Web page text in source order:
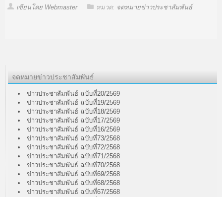
เขียนโดย Webmaster
หมวด: จดหมายข่าวประชาสัมพันธ์
จดหมายข่าวประชาสัมพันธ์
ข่าวประชาสัมพันธ์ ฉบับที่20/2569
ข่าวประชาสัมพันธ์ ฉบับที่19/2569
ข่าวประชาสัมพันธ์ ฉบับที่18/2569
ข่าวประชาสัมพันธ์ ฉบับที่17/2569
ข่าวประชาสัมพันธ์ ฉบับที่16/2569
ข่าวประชาสัมพันธ์ ฉบับที่73/2568
ข่าวประชาสัมพันธ์ ฉบับที่72/2568
ข่าวประชาสัมพันธ์ ฉบับที่71/2568
ข่าวประชาสัมพันธ์ ฉบับที่70/2568
ข่าวประชาสัมพันธ์ ฉบับที่69/2568
ข่าวประชาสัมพันธ์ ฉบับที่68/2568
ข่าวประชาสัมพันธ์ ฉบับที่67/2568